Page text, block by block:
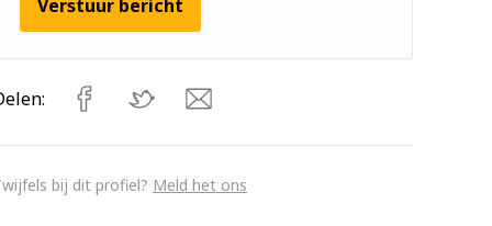
Verstuur bericht
bij dit profiel? Meld het ons